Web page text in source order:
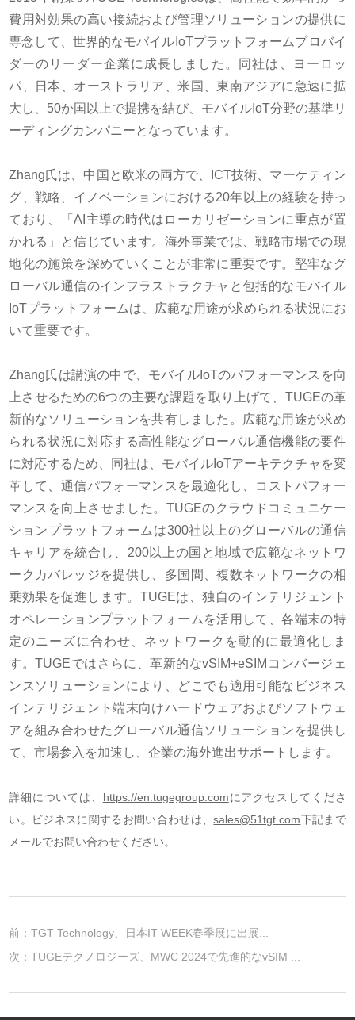
費用対効果の高い接続および管理ソリューションの提供に
専念して、世界的なモバイル IoTプラットフォームプロバイ
ダーのリーダー企業に成長しました。同社は、ヨーロッ
パ、日本、オーストラリア、米国、東南アジアに急速に拡
大し、 50か国以上で提携を結び、モバイルIoT分野の基準リ
ーディングカンパニーとなっています。
Zhang氏は、中国と欧米の両方で、 ICT技術、マーケティン
グ、戦略、イノベーションにおける20年以上の経験を持っ
ており、「AI 主導の時代はローカリゼーションに重点が置
かれる」と信じています。海外事業では、戦略市場での現
地化の施策を深めていくことが非常に重要です。堅牢なグ
ローバル通信のインフラストラクチャと包括的なモバイル
IoTプラットフォームは、広範な用途が求められる状況にお
いて重要です。
Zhang氏は講演の中で、モバイルIoTのパフォーマンスを向
上させるための6つの主要な課題を取り上げて、 TUGEの革
新的なソリューションを共有しました。広範な用途が求め
られる状況に対応する高性能なグローバル通信機能の要件
に対応するため、同社は、モバイルIoTアーキテクチャを変
革して、通信パフォーマンスを最適化し、コストパフォー
マンスを向上させました。 TUGEのクラウドコミュニケー
ションプラットフォームは300社以上のグローバルの通信
キャリアを統合し、 200以上の国と地域で広範なネットワ
ークカバレッジを提供し、多国間、複数ネットワークの相
乗効果を促進します。 TUGEは、独自のインテリジェント
オペレーションプラットフォームを活用して、各端末の特
定のニーズに合わせ、ネットワークを動的に最適化しま
す。TUGEではさらに、革新的なvSIM+eSIM コンバージェ
ンスソリューションにより、どこでも適用可能なビジネス
インテリジェント端末向けハードウェアおよびソフトウェ
アを組み合わせたグローバル通信ソリューションを提供し
て、市場参入を加速し、企業の海外進出サポートします。
詳細については、 https://en.tugegroup.comにアクセスしてくださ
い。ビジネスに関するお問い合わせは、sales@51tgt.com下記まで
メールでお問い合わせください。
前：TGT Technology、日本IT WEEK春季展に出展...
次：TUGEテクノロジーズ、MWC 2024で先進的なvSIM ...